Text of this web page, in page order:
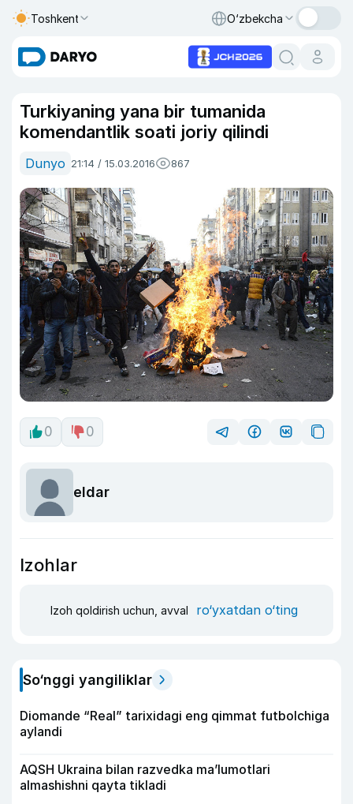
Toshkent O‘zbekcha
Turkiyaning yana bir tumanida
komendantlik soati joriy qilindi
Dunyo 21:14 / 15.03.2016 867
0 0
eldar
Izohlar
Izoh qoldirish uchun, avval ro‘yxatdan o‘ting
So‘nggi yangiliklar
Diomande “Real” tarixidagi eng qimmat futbolchiga
aylandi
AQSH Ukraina bilan razvedka ma’lumotlari
almashishni qayta tikladi